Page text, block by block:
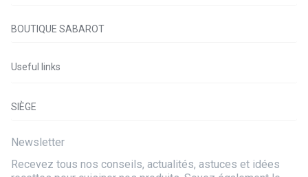
BOUTIQUE SABAROT
Useful links
SIÈGE
Newsletter
Recevez tous nos conseils, actualités, astuces et idées